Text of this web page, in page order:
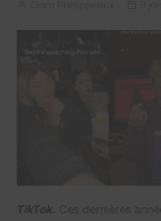
TikTok. Ces dernières